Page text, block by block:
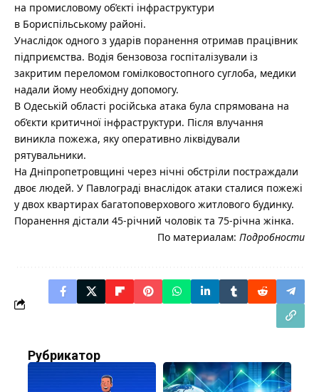
на промисловому об’єкті інфраструктури
в Бориспільському районі.
Унаслідок одного з ударів поранення отримав працівник
підприємства. Водія бензовоза госпіталізували із
закритим переломом гомілковостопного суглоба, медики
надали йому необхідну допомогу.
В Одеській області російська атака була спрямована на
об’єкти критичної інфраструктури. Після влучання
виникла пожежа, яку оперативно ліквідували
рятувальники.
На Дніпропетровщині через нічні обстріли постраждали
двоє людей. У Павлограді внаслідок атаки сталися пожежі
у двох квартирах багатоповерхового житлового будинку.
Поранення дістали 45-річний чоловік та 75-річна жінка.
По материалам: Подробности
Рубрикатор